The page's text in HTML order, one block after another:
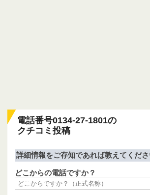
電話番号0134-27-1801の
クチコミ投稿
詳細情報をご存知であれば教えてくだ
どこからの電話ですか？